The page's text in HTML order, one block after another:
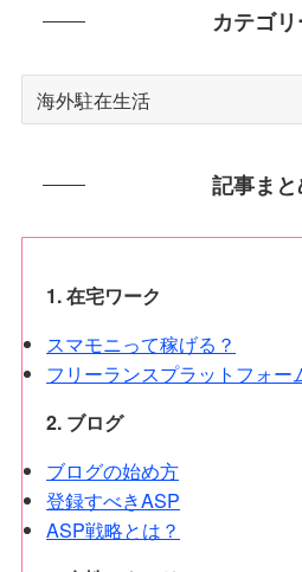
カテゴ
カ
テ
記事ま
1. 在宅ワーク
スマモニって稼げる？
フリーランスプラットフォー
2. ブログ
ブログの始め方
登録すべきASP
ASP戦略とは？